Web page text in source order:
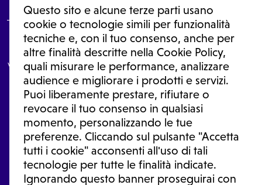
Questo sito e alcune terze parti usano
cookie o tecnologie simili per funzionalità
tecniche e, con il tuo consenso, anche per
altre finalità descritte nella Cookie Policy,
quali misurare le performance, analizzare
audience e migliorare i prodotti e servizi.
Puoi liberamente prestare, rifiutare o
revocare il tuo consenso in qualsiasi
momento, personalizzando le tue
preferenze. Cliccando sul pulsante "Accetta
tutti i cookie" acconsenti all'uso di tali
tecnologie per tutte le finalità indicate.
Ignorando questo banner proseguirai con
Le informazioni proposte in questo sito non sono un consulto medico.
In nessun caso, queste informazioni sostituiscono un consulto, una
visita o una diagnosi formulata dal medico. Non si devono considerare
le informazioni disponibili come suggerimenti per la formulazione di
una diagnosi, la determinazione di un trattamento o l'assunzione o
sospensione di un farmaco senza prima consultare un medico di
medicina generale o uno specialista.
Condizioni di utilizzo|Privacy Policy |Gestione Cookie
Ⓒ 2026 | Tutti i diritti riservati.